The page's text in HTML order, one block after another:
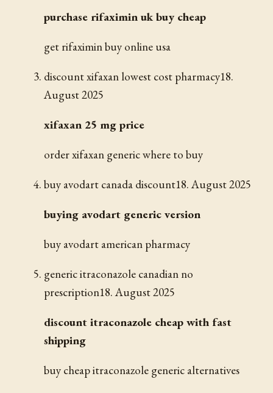
purchase rifaximin uk buy cheap
get rifaximin buy online usa
discount xifaxan lowest cost pharmacy18.
August 2025
xifaxan 25 mg price
order xifaxan generic where to buy
buy avodart canada discount18. August 2025
buying avodart generic version
buy avodart american pharmacy
generic itraconazole canadian no
prescription18. August 2025
discount itraconazole cheap with fast
shipping
buy cheap itraconazole generic alternatives